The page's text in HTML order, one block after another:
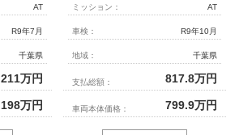
AT
R9年7月
千葉県
211万円
198万円
ミッション： AT
車検： R9年10月
地域： 千葉県
支払総額： 817.8万円
車両本体価格： 799.9万円